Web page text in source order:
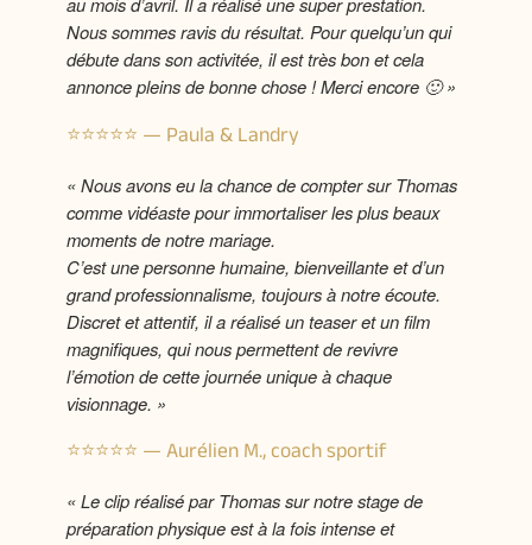
Nous sommes ravis du résultat. Pour quelqu’un qui
débute dans son activitée, il est très bon et cela
annonce pleins de bonne chose ! Merci encore 🙂 »
⭐️⭐️⭐️⭐️⭐️ — Paula & Landry
« Nous avons eu la chance de compter sur Thomas
comme vidéaste pour immortaliser les plus beaux
moments de notre mariage.
C’est une personne humaine, bienveillante et d’un
grand professionnalisme, toujours à notre écoute.
Discret et attentif, il a réalisé un teaser et un film
magnifiques, qui nous permettent de revivre
l’émotion de cette journée unique à chaque
visionnage. »
⭐️⭐️⭐️⭐️⭐️ — Aurélien M., coach sportif
« Le clip réalisé par Thomas sur notre stage de
préparation physique est à la fois intense et